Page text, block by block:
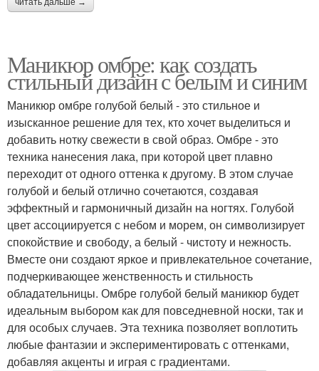
читать дальше →
Маникюр омбре: как создать
стильный дизайн с белым и синим
Маникюр омбре голубой белый - это стильное и
изысканное решение для тех, кто хочет выделиться и
добавить нотку свежести в свой образ. Омбре - это
техника нанесения лака, при которой цвет плавно
переходит от одного оттенка к другому. В этом случае
голубой и белый отлично сочетаются, создавая
эффектный и гармоничный дизайн на ногтях. Голубой
цвет ассоциируется с небом и морем, он символизирует
спокойствие и свободу, а белый - чистоту и нежность.
Вместе они создают яркое и привлекательное сочетание,
подчеркивающее женственность и стильность
обладательницы. Омбре голубой белый маникюр будет
идеальным выбором как для повседневной носки, так и
для особых случаев. Эта техника позволяет воплотить
любые фантазии и экспериментировать с оттенками,
добавляя акценты и играя с градиентами.